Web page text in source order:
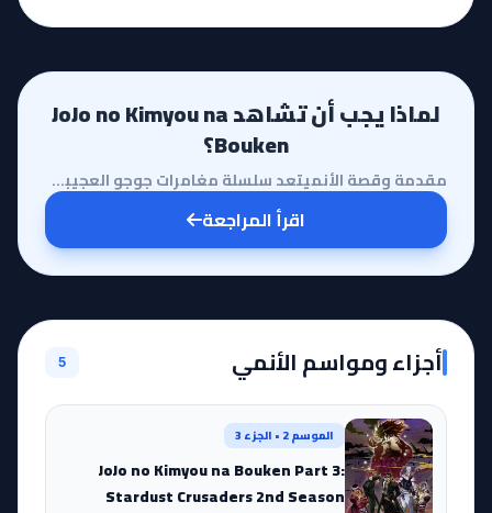
لماذا يجب أن تشاهد JoJo no Kimyou na
Bouken؟
مقدمة وقصة الأنميتعد سلسلة مغامرات جوجو العجيبة واحدة من أعظم الأعمال في تاريخ الأنمي، فهي ليست مجرد...
اقرأ المراجعة
أجزاء ومواسم الأنمي 5
الموسم 2 • الجزء 3
JoJo no Kimyou na Bouken Part 3:
Stardust Crusaders 2nd Season